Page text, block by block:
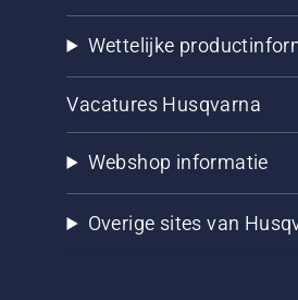
Wettelijke
Vacatures Husqvarna
Webshop informatie
Overige sites van